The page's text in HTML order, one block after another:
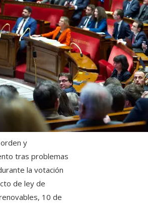
y
tras problemas
la votación
de ley de
10 de